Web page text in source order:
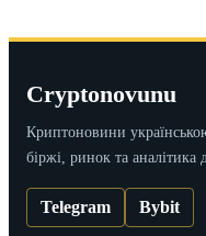
Cryptonovunu
Криптоновини
біржі, ринок та аналітика
Telegram Bybit